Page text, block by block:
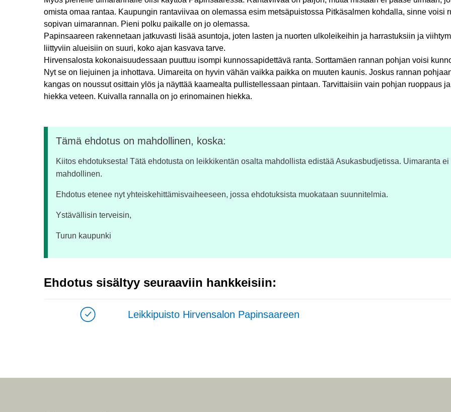
omista omaa rantaa. Kaupungin rantaviivaa on olemassa esim metsäpuistossa Pitkäsalmen kohdalla, sinne voisi
sopivan uimarannan. Pieni polku paikalle on jo olemassa.
Papinsaareen rakennetaan jatkuvasti lisää asuntoja, joten lasten ja nuorten ulkoleikeihin ja harrastuksiin ja
liittyviin alueisiin on suuri, koko ajan kasvava tarve.
Hirvensalosta kokonaisuudessaan puuttuu isompi kunnossapidettävä ranta. Sorttamäen rannan pohjan voisi
Nyt se on liejuinen ja inhottava. Uimareita on hyvin vähän vaikka paikka on muuten kaunis. Joskus rannan
kangas on noussut osittain ylös ja näyttää kaamealta pullistellessaan pintaan. Tarvittaisiin vain pohjan ruoppaus
hiekka veteen. Kuivalla rannalla on jo erinomainen hiekka.
Tämä ehdotus on mahdollinen, koska:
Kiitos ehdotuksesta! Tätä ehdotusta on leikkikentän osalta mahdollista edistää Asukasbudjetissa. Uimaranta ei
mahdollinen.
Ehdotus etenee nyt yhteiskehittämisvaiheeseen, jossa ehdotuksista muokataan suunnitelmia.
Ystävällisin terveisin,
Turun kaupunki
Ehdotus sisältyy seuraaviin hankkeisiin:
Leikkipuisto Hirvensalon Papinsaareen